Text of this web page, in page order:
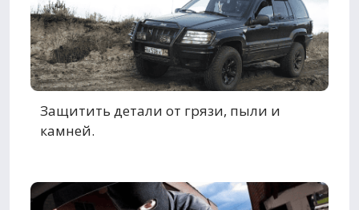
Защитить детали от грязи, пыли и
камней.